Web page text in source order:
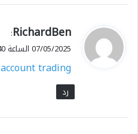
ي
ق
ل
RichardBen
:
07/05/2025 الساعة 14:40
account trading
رد